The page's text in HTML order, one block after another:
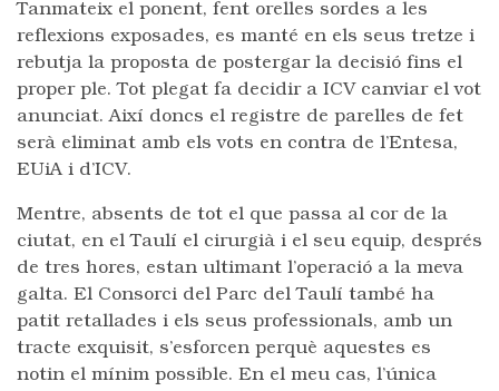
Tanmateix el ponent, fent orelles sordes a les
reflexions exposades, es manté en els seus tretze i
rebutja la proposta de postergar la decisió fins el
proper ple. Tot plegat fa decidir a ICV canviar el vot
anunciat. Així doncs el registre de parelles de fet
serà eliminat amb els vots en contra de l’Entesa,
EUiA i d’ICV.
Mentre, absents de tot el que passa al cor de la
ciutat, en el Taulí el cirurgià i el seu equip, després
de tres hores, estan ultimant l’operació a la meva
galta. El Consorci del Parc del Taulí també ha
patit retallades i els seus professionals, amb un
tracte exquisit, s’esforcen perquè aquestes es
notin el mínim possible. En el meu cas, l’única